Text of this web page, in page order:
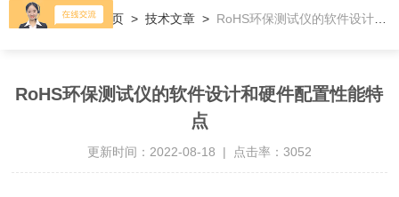
当前位置： 首页 >技术文章 > RoHS环保测试仪的软件设计和硬件配置性能特点
RoHS环保测试仪的软件设计和硬件配置性能特
点
更新时间：2022-08-18 | 点击率：3052